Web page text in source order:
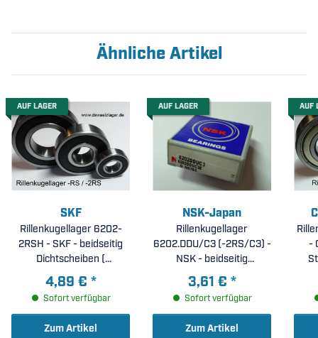
Ähnliche Artikel
AUF LAGER
SKF
Rillenkugellager 6202-
2RSH - SKF - beidseitig
Dichtscheiben (
15x35x11mm )
4,89 € *
Sofort verfügbar
Zum Artikel
AUF LAGER
NSK-Japan
Rillenkugellager
6202.DDU/C3 (-2RS/C3) -
NSK - beidseitig
Dichtscheiben, erhöhte
radiale Lagerluft C3 (
15x35x11mm )
3,61 € *
Sofort verfügbar
Zum Artikel
AUF
-